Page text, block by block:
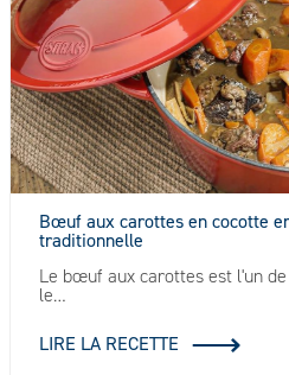
Bœuf aux carottes en cocotte
traditionnelle
Le bœuf aux carottes est l'un
le…
LIRE LA RECETTE